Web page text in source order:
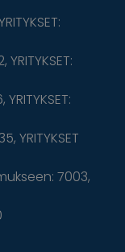
YRITYKSET
7003,